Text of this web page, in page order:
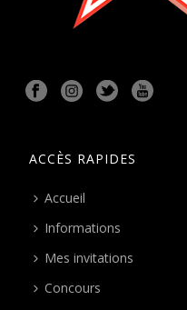
ACCÈS RAPIDES
Accueil
Informations
Mes invitations
Concours